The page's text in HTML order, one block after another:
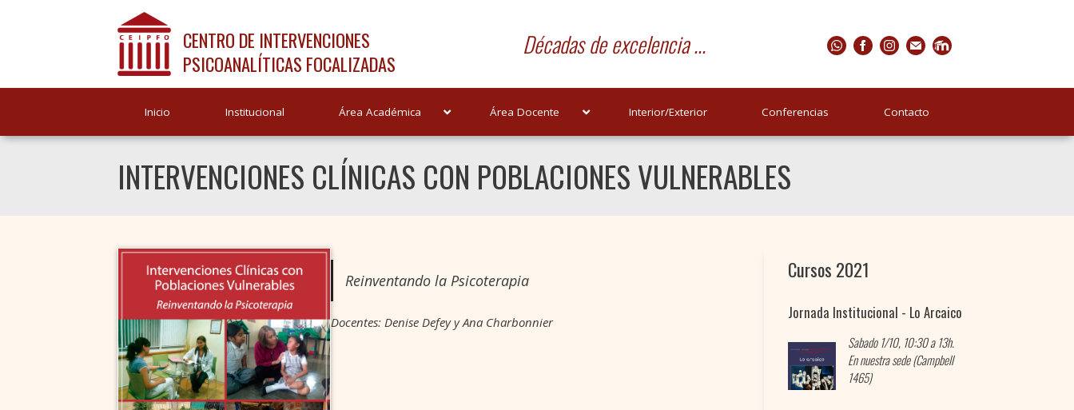
CENTRO DE INTERVENCIONES
PSICOANALÍTICAS FOCALIZADAS
Décadas de excelencia ...
Inicio Institucional Área Académica Área Docente Interior/Exterior Conferencias Contacto
INTERVENCIONES CLÍNICAS CON POBLACIONES VULNERABLES
Reinventando la Psicoterapia
Docentes: Denise Defey y Ana Charbonnier
Cursos 2021
Jornada Institucional - Lo Arcaico
Sabado 1/10, 10:30 a 13h.
En nuestra sede (Campbell
1465)